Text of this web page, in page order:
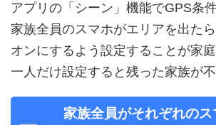
アプリの「シーン」機能でGPS条
家族全員のスマホがエリアを出た
オンにするよう設定することが家庭
一人だけ設定すると残った家族が不
家族全員がそれぞれのス